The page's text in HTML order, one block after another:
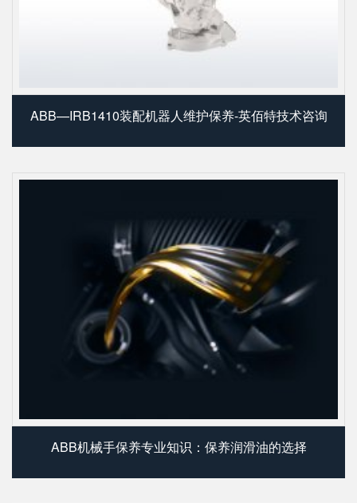
ABB—IRB1410装配机器人维护保养-英佰特技术咨询
ABB机械手保养专业知识：保养润滑油的选择